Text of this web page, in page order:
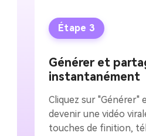
Étape 3
Générer et
instantanément
Cliquez sur "Générer"
devenir une vidéo
touches de finition,